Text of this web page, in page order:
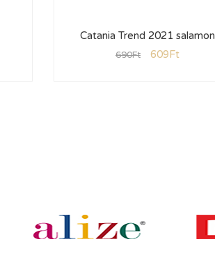
Catania Trend 2021 salamon
690Ft 609Ft